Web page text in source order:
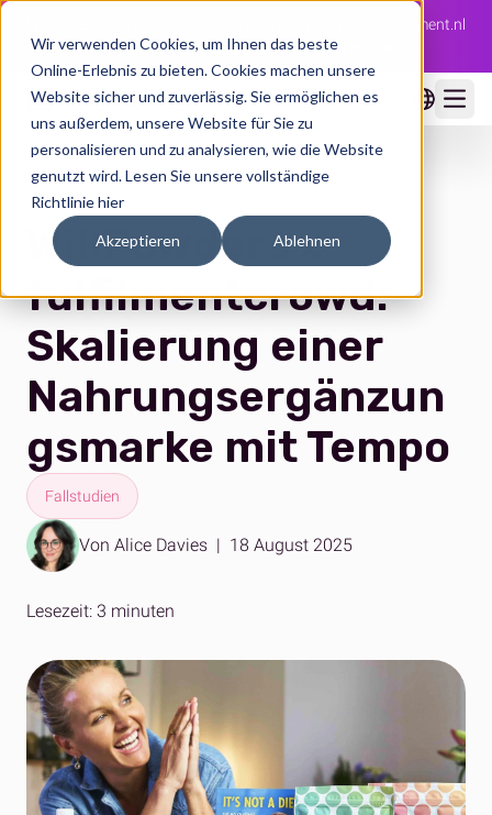
Wir verwenden Cookies, um Ihnen das beste
Online-Erlebnis zu bieten. Cookies machen unsere
Website sicher und zuverlässig. Sie ermöglichen es
uns außerdem, unsere Website für Sie zu
personalisieren und zu analysieren, wie die Website
genutzt wird.Lesen Sie unsere vollständige
Richtlinie hier
Akzeptieren Ablehnen
Wir haben den niederländischen Logistikspezialisten Fulfilment.nl
übernommen 🇳🇱 Die ganze Story jetzt im Blog →
WillPowders x
fulfilmentcrowd:
Skalierung einer
Nahrungsergänzun
gsmarke mit Tempo
Fallstudien
Von Alice Davies | 18 August 2025
Lesezeit: 3 minuten